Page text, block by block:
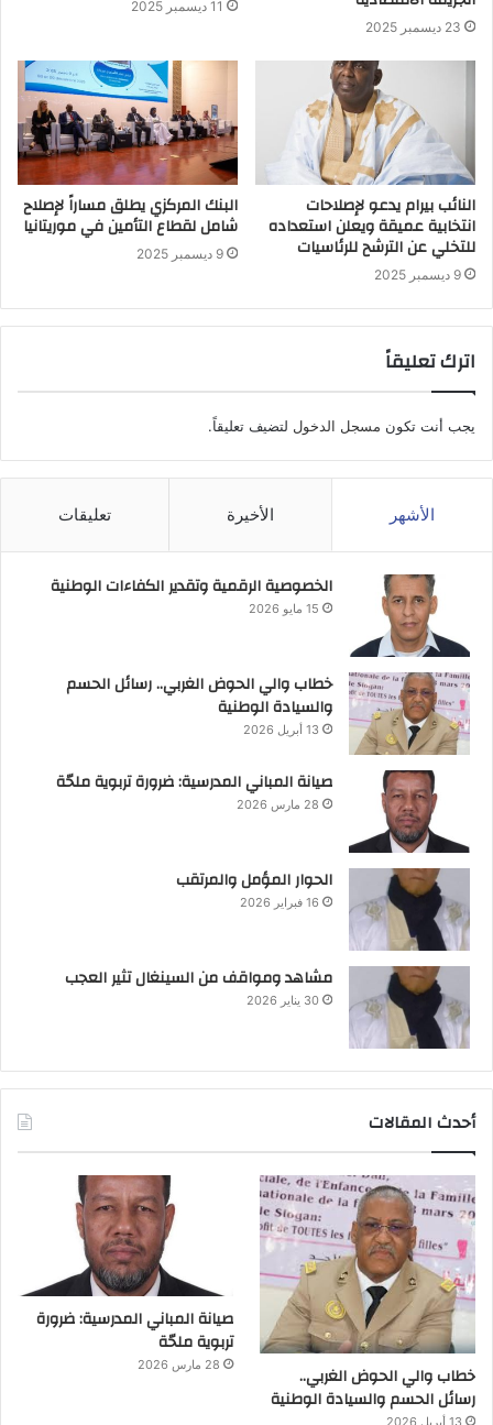
23 ديسمبر 2025
11 ديسمبر 2025
النائب بيرام يدعو لإصلاحات
انتخابية عميقة ويعلن استعداده
للتخلي عن الترشح للرئاسيات
9 ديسمبر 2025
البنك المركزي يطلق مساراً لإصلاح
شامل لقطاع التأمين في موريتانيا
9 ديسمبر 2025
اترك تعليقاً
يجب أنت تكون مسجل الدخول لتضيف تعليقاً.
الأشهر الأخيرة تعليقات
الخصوصية الرقمية وتقدير الكفاءات الوطنية
15 مايو 2026
خطاب والي الحوض الغربي.. رسائل الحسم
والسيادة الوطنية
13 أبريل 2026
صيانة المباني المدرسية: ضرورة تربوية ملحّة
28 مارس 2026
الحوار المؤمل والمرتقب
16 فبراير 2026
مشاهد ومواقف من السينغال تثير العجب
30 يناير 2026
أحدث المقالات
خطاب والي الحوض الغربي..
رسائل الحسم والسيادة الوطنية
13 أبريل 2026
صيانة المباني المدرسية: ضرورة
تربوية ملحّة
28 مارس 2026